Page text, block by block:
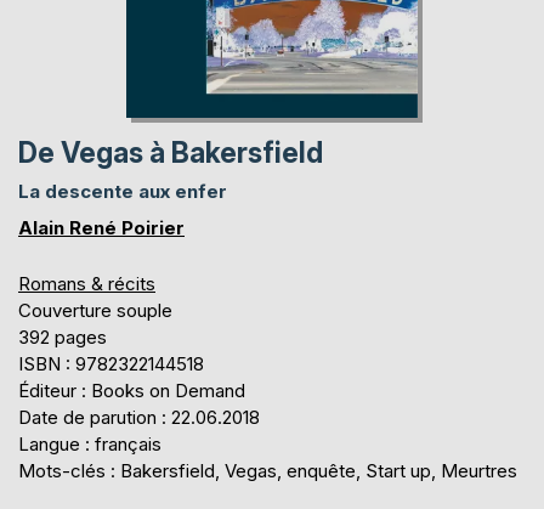
De Vegas à Bakersfield
La descente aux enfer
Alain René Poirier
Romans & récits
Couverture souple
392 pages
ISBN : 9782322144518
Éditeur : Books on Demand
Date de parution : 22.06.2018
Langue : français
Mots-clés : Bakersfield, Vegas, enquête, Start up, Meurtres